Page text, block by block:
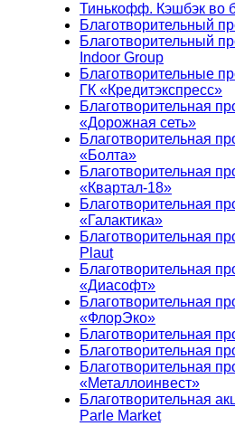
Тинькофф. Кэшбэк во
Благотворительный
Благотворительный
Indoor Group
Благотворительные
ГК «Кредитэкспресс»
Благотворительная
«Дорожная сеть»
Благотворительная
«Болта»
Благотворительная
«Квартал-18»
Благотворительная
«Галактика»
Благотворительная
Plaut
Благотворительная
«Диасофт»
Благотворительная
«ФлорЭко»
Благотворительная
Благотворительная
Благотворительная
«Металлоинвест»
Благотворительная
Parle Market